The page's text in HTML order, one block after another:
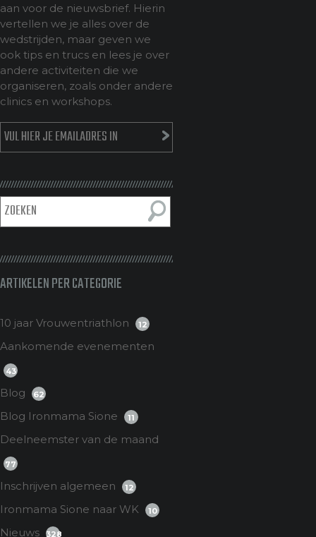
aan voor de nieuwsbrief. Hierin
vertellen we je alles over de
wedstrijden, maar geven we
ook tips en trucs en lees je over
andere activiteiten die we
organiseren, zoals onder andere
clinics en workshops.
ARTIKELEN PER CATEGORIE
10 jaar Vrouwentriathlon 12
Aankomende evenementen
43
Blog 62
Blog Ironmama Sione 11
Deelneemster van de maand
77
Inschrijven algemeen 12
Ironmama Sione naar WK 10
Nieuws 328